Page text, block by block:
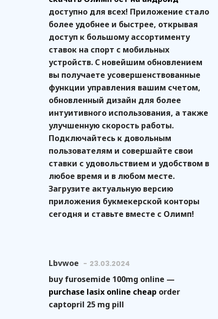
доступно для всех! Приложение стало
более удобнее и быстрее, открывая
доступ к большому ассортименту
ставок на спорт с мобильных
устройств. С новейшим обновлением
вы получаете усовершенствованные
функции управления вашим счетом,
обновленный дизайн для более
интуитивного использования, а также
улучшенную скорость работы.
Подключайтесь к довольным
пользователям и совершайте свои
ставки с удовольствием и удобством в
любое время и в любом месте.
Загрузите актуальную версию
приложения букмекерской конторы
сегодня и ставьте вместе с Олимп!
Lbvwoe 23.03.2024
buy furosemide 100mg online —
purchase lasix online cheap order
captopril 25 mg pill